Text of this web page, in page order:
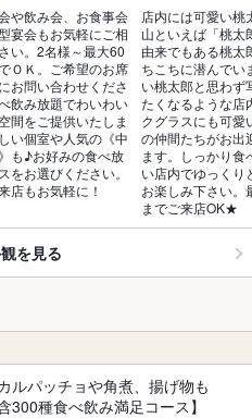
や飲み会、お食事会
宴会もお気軽にご相
い。2名様～最大60
ＯＫ。ご希望のお席
お問い合わせくださ
飲み放題でわいわい
間をご提供いたしま
い個室や人気の《中
も♪お好みの食べ放
をお選びください。
店もお気軽に！
店内には可愛い
山といえば「桃太
由来でもある桃太
ちこちに潜んでい
い桃太郎と思わず
たくなるような
クグラスにも可愛
の仲間たちがお出
ます。しっかり食
い店内でゆっくり
お楽しみ下さい。
までご来店OK★
を見る
ルパッチョや角煮、揚げ物も
300種食べ飲み満足コース】